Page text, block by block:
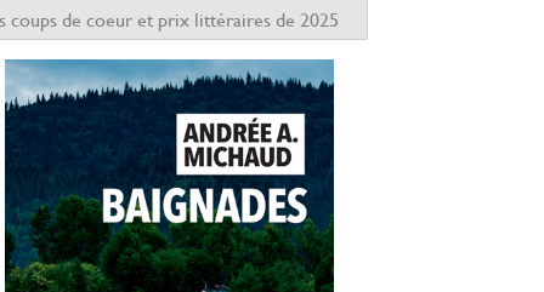
coups de coeur et prix littéraires de 2025